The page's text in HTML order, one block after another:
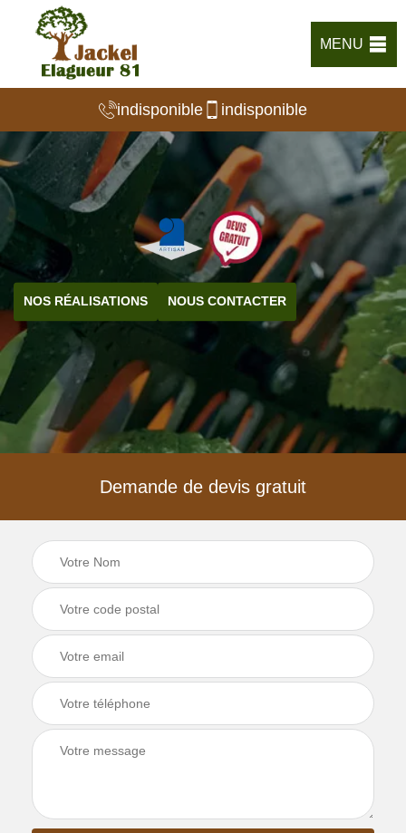
MENU
indisponible indisponible
NOS RÉALISATIONS NOUS CONTACTER
Demande de devis gratuit